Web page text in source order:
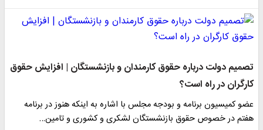
تصمیم دولت درباره حقوق کارمندان و بازنشستگان | افزایش حقوق
کارگران در راه است؟
عضو کمیسیون برنامه و بودجه مجلس با اشاره به اینکه هنوز در برنامه
هفتم در خصوص حقوق بازنشستگان لشکری و کشوری و تامین…